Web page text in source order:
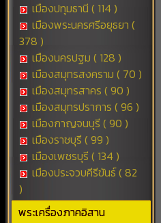
เมืองปทุมธานี ( 114 )
เมืองพระนครศรีอยุธยา (
378 )
เมืองนครปฐม ( 128 )
เมืองสมุทรสงคราม ( 70 )
เมืองสมุทรสาคร ( 90 )
เมืองสมุทรปราการ ( 96 )
เมืองกาญจนบุรี ( 90 )
เมืองราชบุรี ( 99 )
เมืองเพชรบุรี ( 134 )
เมืองประจวบคีรีขันธ์ ( 82
)
พระเครื่องภาคอิสาน